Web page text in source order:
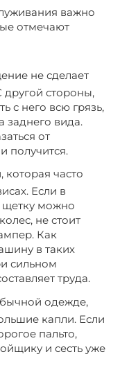
важно
отмечают
не сделает
другой стороны,
с него всю грязь,
заднего вида.
от
получится.
которая часто
Если в
щетку можно
не стоит
Как
в таких
сильном
труда.
одежде,
капли. Если
пальто,
и сесть уже